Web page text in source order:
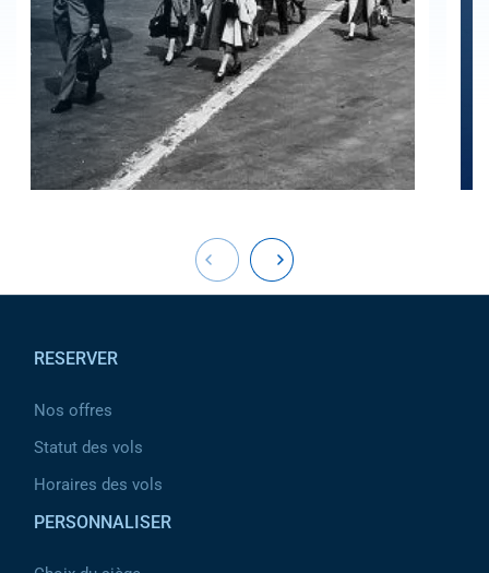
RESERVER
Nos offres
Statut des vols
Horaires des vols
PERSONNALISER